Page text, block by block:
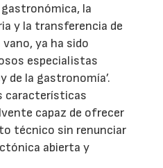
la
y la transferencia de
ya ha sido
especialistas
de la gastronomía’.
características
capaz de ofrecer
técnico sin renunciar
abierta y